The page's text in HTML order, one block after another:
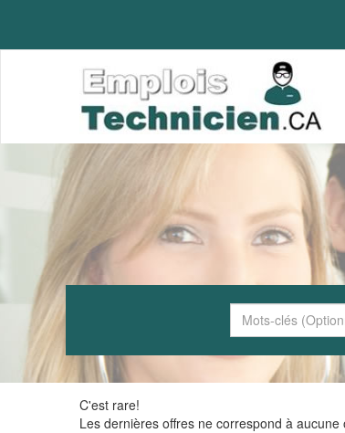
C'est rare!
Les dernières offres ne correspond à aucune